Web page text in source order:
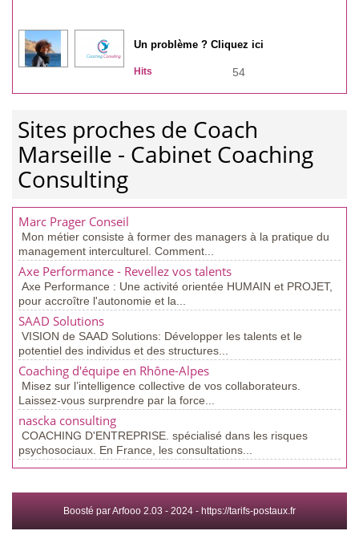
Un problème ? Cliquez ici
Hits 54
Sites proches de Coach
Marseille - Cabinet Coaching
Consulting
Marc Prager Conseil
Mon métier consiste à former des managers à la pratique du
management interculturel. Comment...
Axe Performance - Revellez vos talents
Axe Performance : Une activité orientée HUMAIN et PROJET,
pour accroître l'autonomie et la...
SAAD Solutions
VISION de SAAD Solutions: Développer les talents et le
potentiel des individus et des structures...
Coaching d'équipe en Rhône-Alpes
Misez sur l’intelligence collective de vos collaborateurs.
Laissez-vous surprendre par la force...
nascka consulting
COACHING D'ENTREPRISE. spécialisé dans les risques
psychosociaux. En France, les consultations...
Boosté par Arfooo 2.03 - 2024 - https://tarifs-postaux.fr